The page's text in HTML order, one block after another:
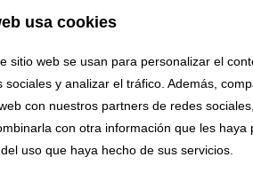
leucocitario, Recuento
Resistencia a la Proteína C
Citología de Médula Ósea.
usa cookies
sitio web se usan para personalizar el
sociales y analizar el tráfico. Además,
con nuestros partners de redes
con otra información que les haya
uso que haya hecho de sus servicios.